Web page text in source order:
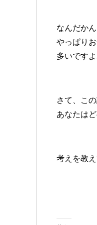
なんだかん
やっぱり
多いです
さて、こ
あなたは
考えを教